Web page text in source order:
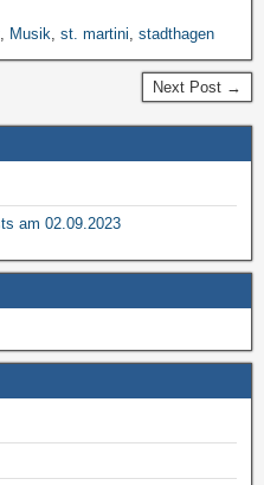
, Musik, st. martini, stadthagen
Next Post →
am 02.09.2023